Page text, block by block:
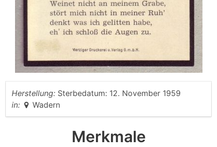
Herstellung: Sterbedatum: 12. November 1959
in:
Wadern
Merkmale